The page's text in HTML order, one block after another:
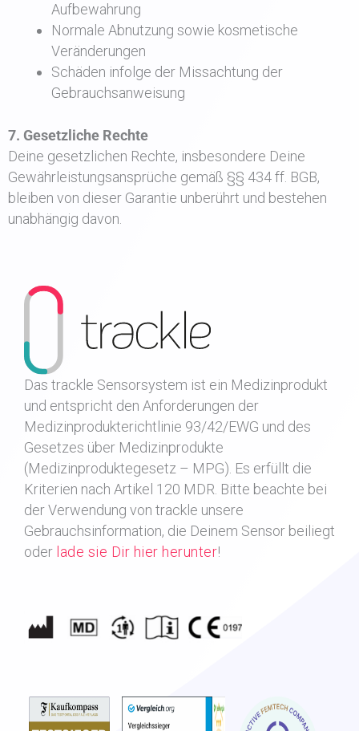
Aufbewahrung
Normale Abnutzung sowie kosmetische
Veränderungen
Schäden infolge der Missachtung der
Gebrauchsanweisung
7. Gesetzliche Rechte
Deine gesetzlichen Rechte, insbesondere Deine
Gewährleistungsansprüche gemäß §§ 434 ff. BGB,
bleiben von dieser Garantie unberührt und bestehen
unabhängig davon.
Das trackle Sensorsystem ist ein Medizinprodukt
und entspricht den Anforderungen der
Medizinprodukterichtlinie 93/42/EWG und des
Gesetzes über Medizinprodukte
(Medizinproduktegesetz – MPG). Es erfüllt die
Kriterien nach Artikel 120 MDR. Bitte beachte bei
der Verwendung von trackle unsere
Gebrauchsinformation, die Deinem Sensor beiliegt
oder lade sie Dir hier herunter!